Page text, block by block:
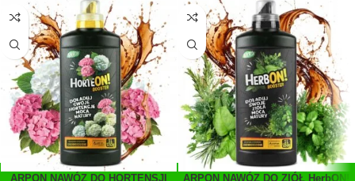
ARPON NAWÓZ DO HORTENSJI
ARPON NAWÓZ DO ZIÓŁ HerbON!